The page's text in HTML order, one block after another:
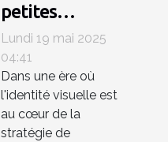
petites
entreprises
peuvent tirer
profit des
générateurs de
logo AI
Lundi 19 mai 2025
04:41
Dans une ère où
l'identité visuelle est
au cœur de la
stratégie de